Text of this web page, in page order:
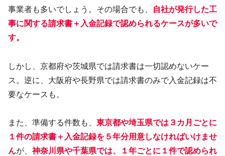
事業者も多いでしょう。その場合でも、
自社が発行した工
事に関する請求書＋入金記録で認められるケースが多いで
す。
しかし、京都府や茨城県では請求書は一切認めないケー
ス。逆に、大阪府や長野県では請求書のみで入金記録は不
要なケースも。
また、準備する件数も、 東京都や埼玉県では３カ月ごとに
１件の請求書＋入金記録を５年分用意しなければいけませ
んが、神奈川県や千葉県では、１年ごとに１件で認められ